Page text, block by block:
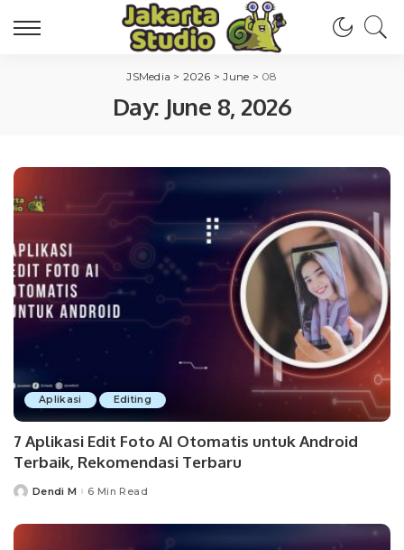
JSMedia > 2026 >June > 08
Day: June 8, 2026
Aplikasi Editing
7 Aplikasi Edit Foto AI Otomatis untuk Android
Terbaik, Rekomendasi Terbaru
PostedDendi M 6 Min Read